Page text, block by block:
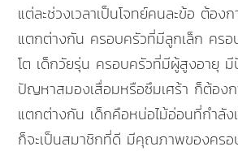
แต่ละช่วงเวลาเป็นโจทย์คนละข้อ ต้อง
แตกต่างกัน ครอบครัวที่มีลูกเล็ก ครอ
โต เด็กวัยรุ่น ครอบครัวที่มีผู้สูงอายุ
ปัญหาสมองเสื่อมหรือซึมเศร้า ก็ต้อง
แตกต่างกัน เด็กคือหน่อไม้อ่อนที่กำลัง
ก็จะเป็นสมาชิกที่ดี มีคุณภาพของครอ